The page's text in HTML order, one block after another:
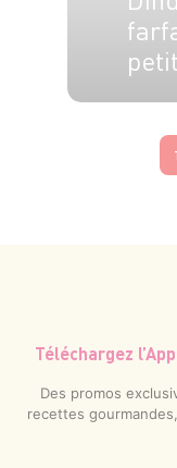
Téléchargez
Des promos
recettes